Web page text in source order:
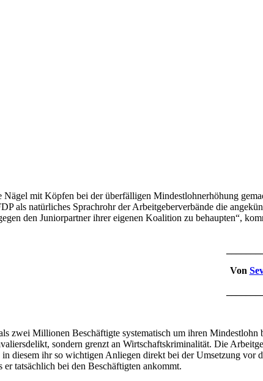
Nägel mit Köpfen bei der überfälligen Mindestlohnerhöhung
als natürliches Sprachrohr der Arbeitgeberverbände die
den Juniorpartner ihrer eigenen Koalition zu behaupten“,
Von
zwei Millionen Beschäftigte systematisch um ihren
sondern grenzt an Wirtschaftskriminalität. Die
diesem ihr so wichtigen Anliegen direkt bei der Umsetzung
er tatsächlich bei den Beschäftigten ankommt.